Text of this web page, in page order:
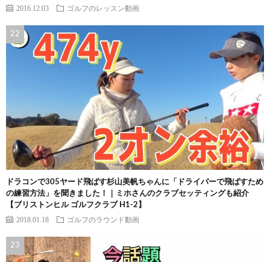
2016.12.03 ゴルフのレッスン動画
ドラコンで305ヤード飛ばす杉山美帆ちゃんに「ドライバーで飛ばすため
の練習方法」を聞きました！｜ミホさんのクラブセッティングも紹介
【ブリストンヒル ゴルフクラブ H1-2】
2018.01.18 ゴルフのラウンド動画